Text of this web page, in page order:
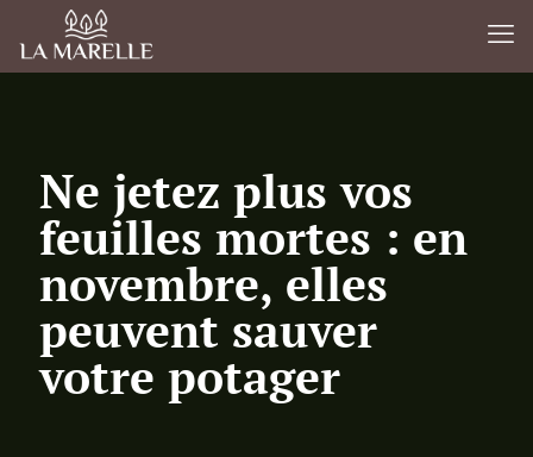
Ne jetez plus vos
feuilles mortes : en
novembre, elles
peuvent sauver
votre potager